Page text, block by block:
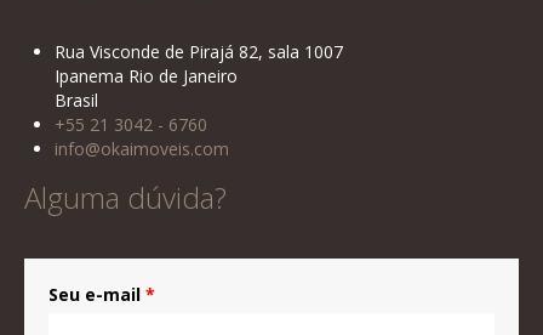
Rua Visconde de Pirajá 82, sala 1007
Ipanema Rio de Janeiro
Brasil
+55 21 3042 - 6760
info@okaimoveis.com
Alguma dúvida?
Seu e-mail *